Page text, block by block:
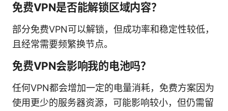
免费VPN是否能解锁区域内容？
部分免费VPN可以解锁，但成功率和稳定性较低，
且经常需要频繁换节点。
免费VPN会影响我的电池吗？
任何VPN都会增加一定的电量消耗，免费方案因为
使用更少的服务器资源，可能影响较小，但仍需留